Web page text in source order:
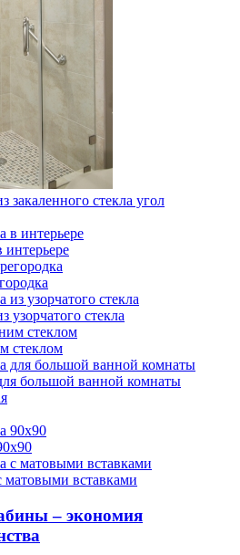
закаленного стекла угол
интерьере
узорчатого стекла
стеклом
большой ванной комнаты
матовыми вставками
– экономия